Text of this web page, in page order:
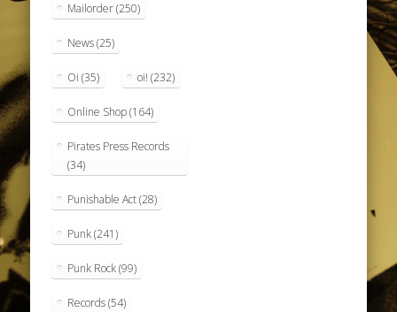
Mailorder(250)
News(25)
Oi (35) oi! (232)
Online Shop(164)
Pirates Press Records
(34)
Punishable Act(28)
Punk(241)
Punk Rock(99)
Records(54)